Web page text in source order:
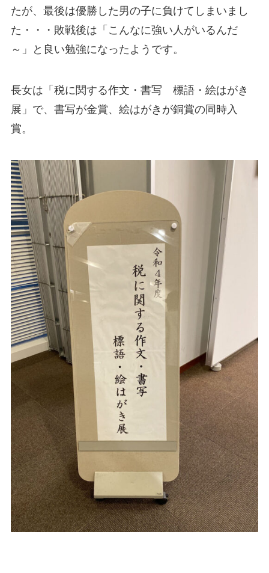
たが、最後は優勝した男の子に負けてしまいまし
た・・・敗戦後は「こんなに強い人がいるんだ
～」と良い勉強になったようです。
長女は「税に関する作文・書写 標語・絵はがき
展」で、書写が金賞、絵はがきが銅賞の同時入
賞。